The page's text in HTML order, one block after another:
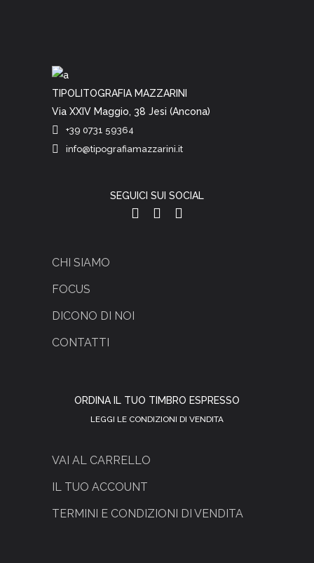
TIPOLITOGRAFIA MAZZARINI
Via XXIV Maggio, 38 Jesi (Ancona)
+39 0731 59364
info@tipografiamazzarini.it
SEGUICI SUI SOCIAL
CHI SIAMO
FOCUS
DICONO DI NOI
CONTATTI
ORDINA IL TUO TIMBRO ESPRESSO
LEGGI LE CONDIZIONI DI VENDITA
VAI AL CARRELLO
IL TUO ACCOUNT
TERMINI E CONDIZIONI DI VENDITA